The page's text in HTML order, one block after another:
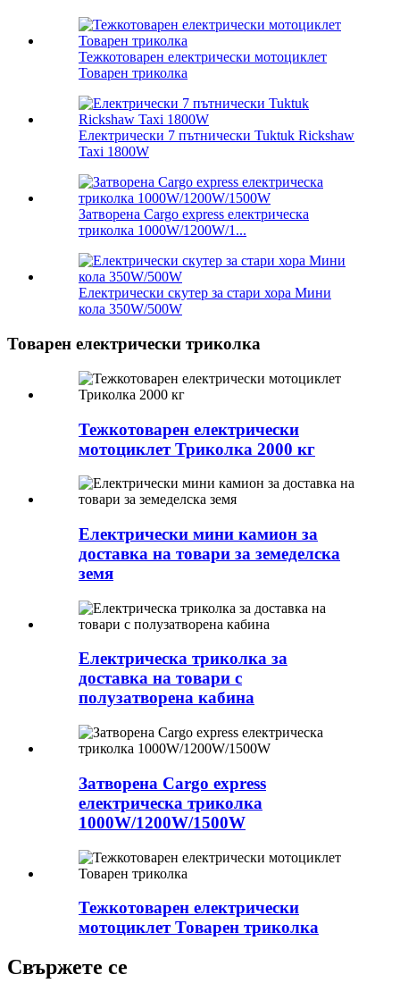
Тежкотоварен електрически мотоциклет
Товарен триколка
Електрически 7 пътнически Tuktuk Rickshaw
Taxi 1800W
Затворена Cargo express електрическа
триколка 1000W/1200W/1...
Електрически скутер за стари хора Мини
кола 350W/500W
Товарен електрически триколка
Тежкотоварен електрически
мотоциклет Триколка 2000 кг
Електрически мини камион за
доставка на товари за земеделска
земя
Електрическа триколка за
доставка на товари с
полузатворена кабина
Затворена Cargo express
електрическа триколка
1000W/1200W/1500W
Тежкотоварен електрически
мотоциклет Товарен триколка
Свържете се